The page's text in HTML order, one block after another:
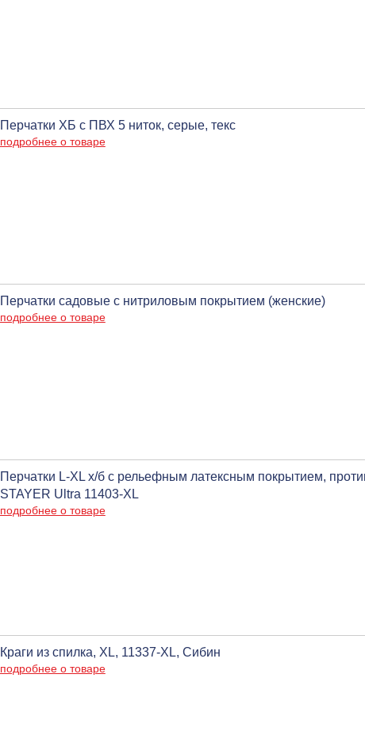
Перчатки ХБ с ПВХ 5 ниток, серые, текс
подробнее о товаре
Перчатки садовые с нитриловым покрытием (женские)
подробнее о товаре
Перчатки L-XL х/б с рельефным латексным покрытием,
STAYER Ultra 11403-XL
подробнее о товаре
Краги из спилка, XL, 11337-XL, Сибин
подробнее о товаре